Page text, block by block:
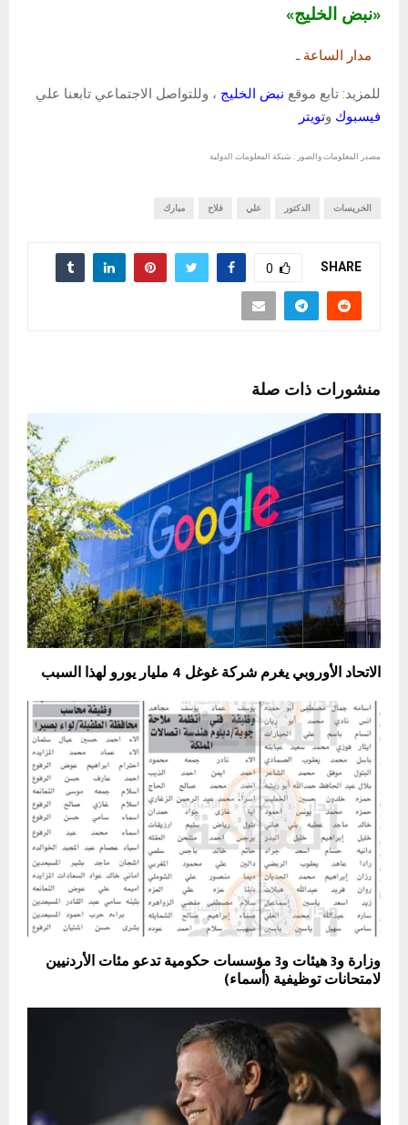
«نبض الخليج»
مدار الساعةـ
للمزيد: تابع موقع نبض الخليج ، وللتواصل الاجتماعي تابعنا علي
فيسبوك وتويتر
مصدر المعلومات والصور : شبكة المعلومات الدولية
الخريسات الدكتور علي فلاح مبارك
SHARE
0
منشورات ذات صلة
الاتحاد الأوروبي يغرم شركة غوغل 4 مليار يورو لهذا السبب
وزارة و3 هيئات و3 مؤسسات حكومية تدعو مئات الأردنيين
لامتحانات توظيفية (أسماء)